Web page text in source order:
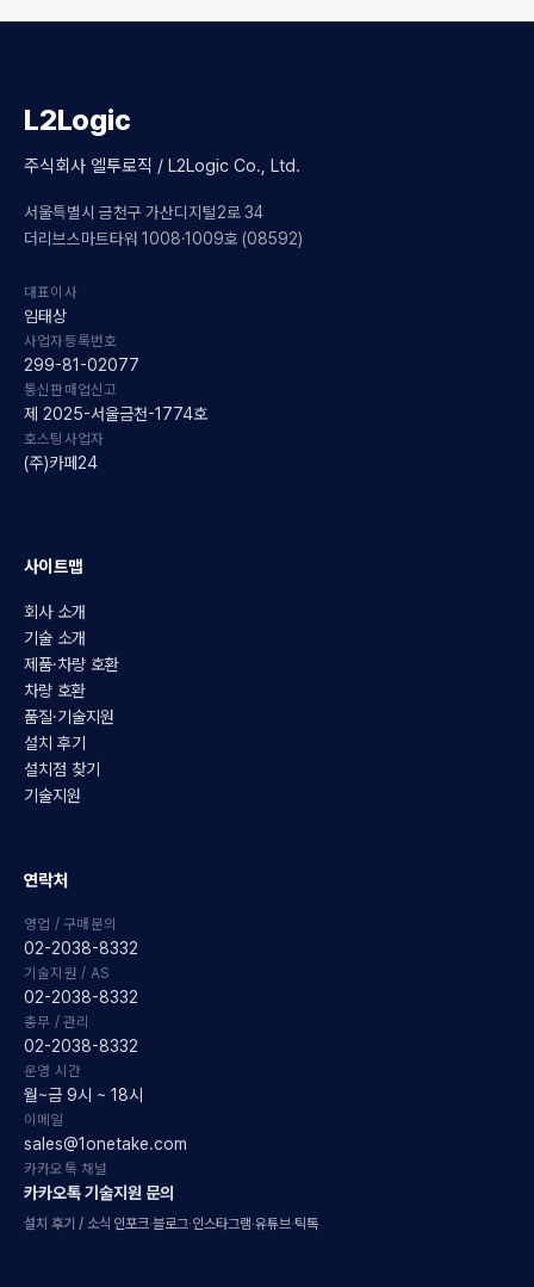
L2Logic
주식회사 엘투로직 / L2Logic Co., Ltd.
서울특별시 금천구 가산디지털2로 34
더리브스마트타워 1008·1009호 (08592)
대표이사
임태상
사업자등록번호
299-81-02077
통신판매업신고
제 2025-서울금천-1774호
호스팅사업자
(주)카페24
사이트맵
회사 소개
기술 소개
제품·차량 호환
차량 호환
품질·기술지원
설치 후기
설치점 찾기
기술지원
연락처
영업 / 구매문의
02-2038-8332
기술지원 / AS
02-2038-8332
총무 / 관리
02-2038-8332
운영 시간
월~금 9시 ~ 18시
이메일
sales@1onetake.com
카카오톡 채널
카카오톡 기술지원 문의
설치 후기 / 소식 인포크·블로그·인스타그램·유튜브·틱톡